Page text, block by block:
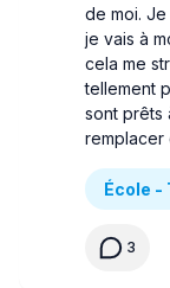
de moi.
je vais à
cela me
tellement
sont prêts
remplacer
École -
3